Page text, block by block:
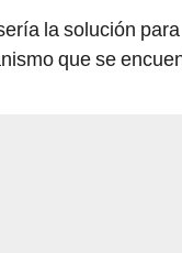
la solución para
que se